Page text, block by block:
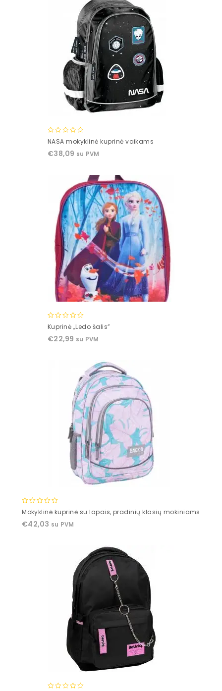
0
of
NASA mokyklinė kuprinė vaikams
€38,09 su PVM
0
of
Kuprinė „Ledo šalis”
€22,99 su PVM
0
of
Mokyklinė kuprinė su lapais, pradinių klasių mokiniams
€42,03 su PVM